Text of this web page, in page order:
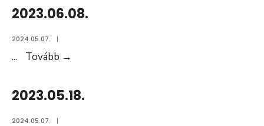
2023.06.08.
2024.05.07. |
... Tovább →
2023.05.18.
2024.05.07. |